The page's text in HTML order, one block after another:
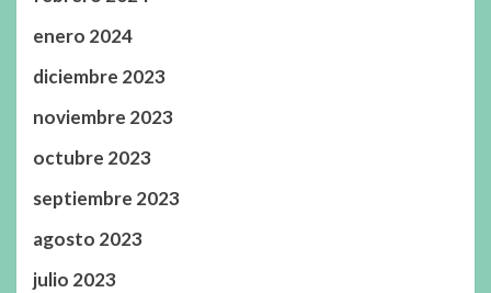
enero 2024
diciembre 2023
noviembre 2023
octubre 2023
septiembre 2023
agosto 2023
julio 2023